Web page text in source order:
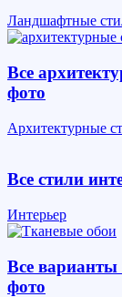
Ландшафтные
Все
фото
Архитектурные
Все стили
Интерьер
Все варианты
фото